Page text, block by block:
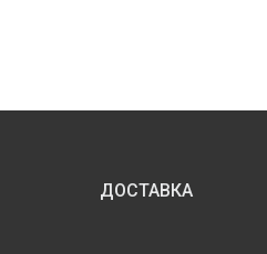
ДОСТАВКА